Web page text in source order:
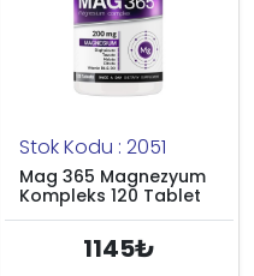
Stok Kodu : 2051
Mag 365 Magnezyum
Kompleks 120 Tablet
1145₺